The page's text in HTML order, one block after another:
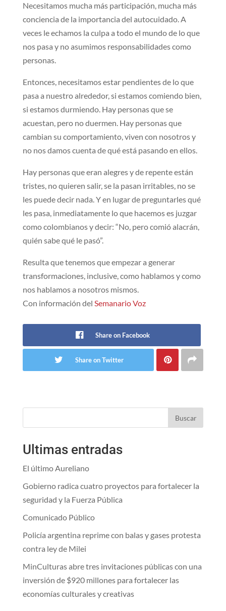
Necesitamos mucha más participación, mucha más
conciencia de la importancia del autocuidado. A
veces le echamos la culpa a todo el mundo de lo que
nos pasa y no asumimos responsabilidades como
personas.
Entonces, necesitamos estar pendientes de lo que
pasa a nuestro alrededor, si estamos comiendo bien,
si estamos durmiendo. Hay personas que se
acuestan, pero no duermen. Hay personas que
cambian su comportamiento, viven con nosotros y
no nos damos cuenta de qué está pasando en ellos.
Hay personas que eran alegres y de repente están
tristes, no quieren salir, se la pasan irritables, no se
les puede decir nada. Y en lugar de preguntarles qué
les pasa, inmediatamente lo que hacemos es juzgar
como colombianos y decir: “No, pero comió alacrán,
quién sabe qué le pasó”.
Resulta que tenemos que empezar a generar
transformaciones, inclusive, como hablamos y como
nos hablamos a nosotros mismos.
Con información del Semanario Voz
Share on Facebook
Share on Twitter
Buscar
Ultimas entradas
El último Aureliano
Gobierno radica cuatro proyectos para fortalecer la
seguridad y la Fuerza Pública
Comunicado Público
Policía argentina reprime con balas y gases protesta
contra ley de Milei
MinCulturas abre tres invitaciones públicas con una
inversión de $920 millones para fortalecer las
economías culturales y creativas